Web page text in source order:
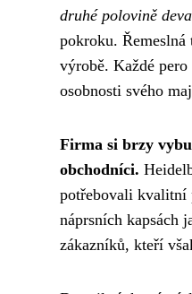
druhé polovině
pokroku.
výrobě. Každé
osobnosti svého
Firma si brzy
obchodníci.
potřebovali kvalitní
náprsních kapsách
zákazníků, kteří